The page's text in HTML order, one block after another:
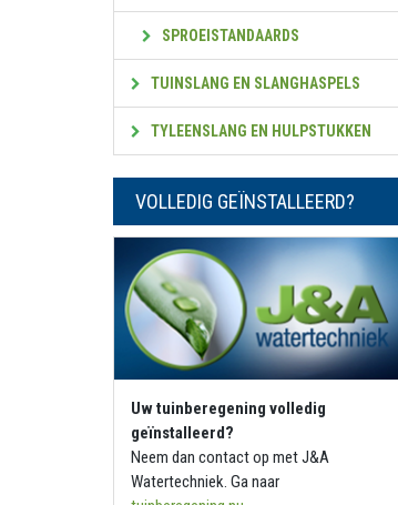
SPROEISTANDAARDS
TUINSLANG EN SLANGHASPELS
TYLEENSLANG EN HULPSTUKKEN
VOLLEDIG GEÏNSTALLEERD?
Uw tuinberegening volledig
geïnstalleerd?
Neem dan contact op met J&A
Watertechniek. Ga naar